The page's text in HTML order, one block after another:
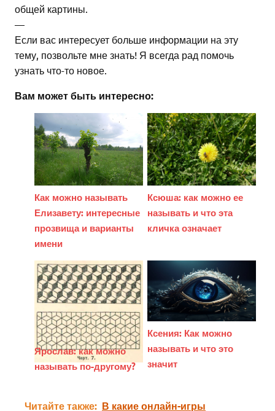
общей картины.
—
Если вас интересует больше информации на эту
тему, позвольте мне знать! Я всегда рад помочь
узнать что-то новое.
Вам может быть интересно:
Как можно называть
Елизавету: интересные
прозвища и варианты
имени
Ксюша: как можно ее
называть и что эта
кличка означает
Ярослав: как можно
называть по-другому?
Ксения: Как можно
называть и что это
значит
Читайте также: В какие онлайн-игры